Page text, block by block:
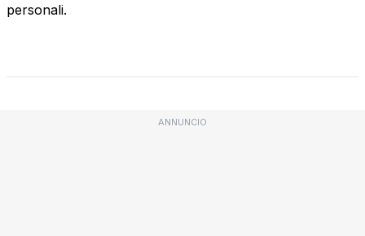
personali.
ANNUNCIO